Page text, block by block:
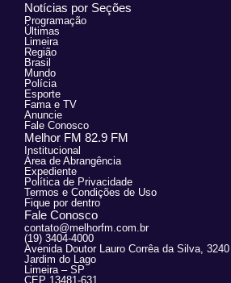
Notícias por Seções
Programação
Últimas
Limeira
Região
Brasil
Mundo
Polícia
Esporte
Fama e TV
Anuncie
Fale Conosco
Melhor FM 82.9 FM
Institucional
Área de Abrangência
Expediente
Política de Privacidade
Termos e Condições de Uso
Fique por dentro
Fale Conosco
contato@melhorfm.com.br
(19) 3404-4000
Avenida Doutor Lauro Corrêa da Silva, 3240
Jardim do Lago
Limeira – SP
CEP 13481-631